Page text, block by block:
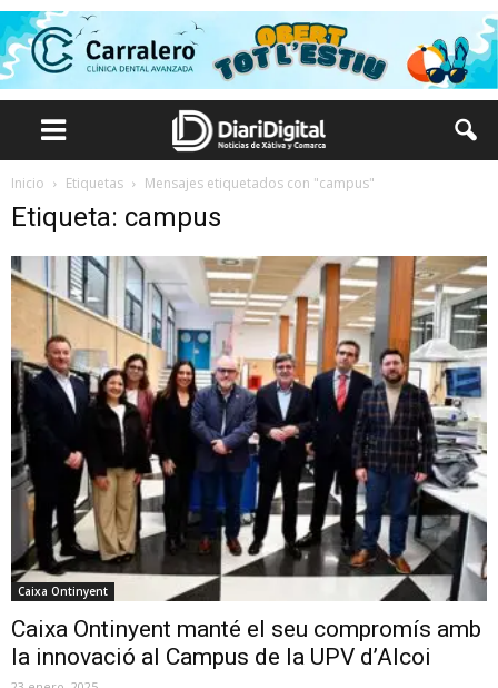
Inicio Etiquetas Mensajes etiquetados con "campus"
Etiqueta: campus
Caixa Ontinyent
Caixa Ontinyent manté el seu compromís amb
la innovació al Campus de la UPV d’Alcoi